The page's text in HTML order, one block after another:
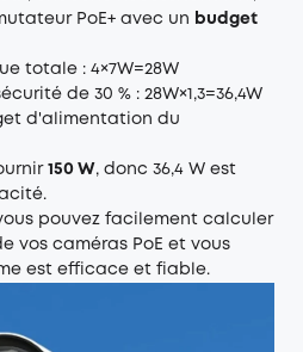
PoE+ avec un
budget
totale : 4×7W=28W
de 30 % : 28W×1,3=36,4W
d'alimentation du
150 W, donc 36,4 W est
pouvez facilement calculer
vos caméras PoE et vous
est efficace et fiable.